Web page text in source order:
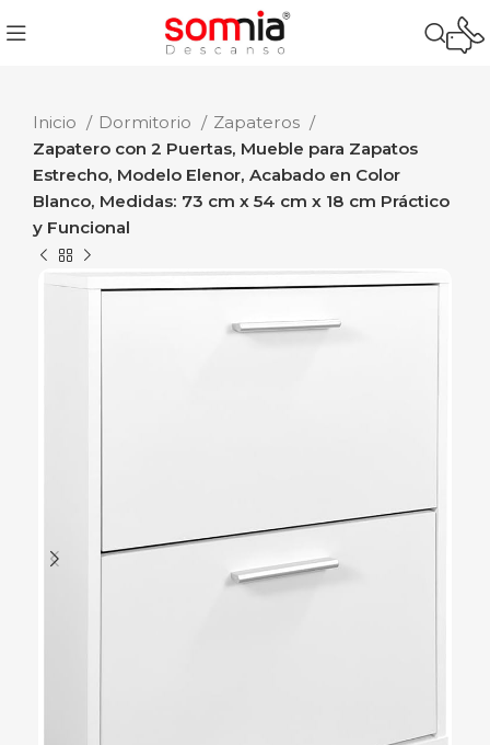
Inicio Dormitorio
Zapateros
Zapatero con 2 Puertas, Mueble para Zapatos
Estrecho, Modelo Elenor, Acabado en Color
Blanco, Medidas: 73 cm x 54 cm x 18 cm Práctico
y Funcional